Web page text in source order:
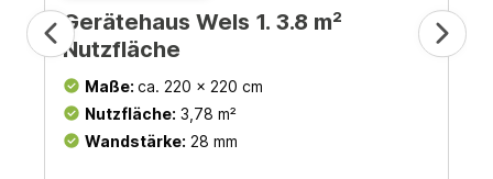
Gerätehaus Wels 1. 3.8 m²
Nutzfläche
Maße: ca. 220 x 220 cm
Nutzfläche: 3,78 m²
Wandstärke: 28 mm